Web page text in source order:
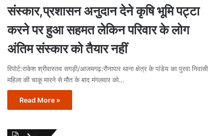
संस्कार,प्रशासन अनुदान देने कृषि भूमि पट्टा
करने पर हुआ सहमत लेकिन परिवार के लोग
अंतिम संस्कार को तैयार नहीं
रिपोर्ट:राकेश श्रीवास्तव सगड़ी/आजमगढ़:रौनापार थाना क्षेत्र के पांडेय का पुरवा निवासी
महिला की चाकू मारने से मौत के बाद मंगलवार को…
Read More »